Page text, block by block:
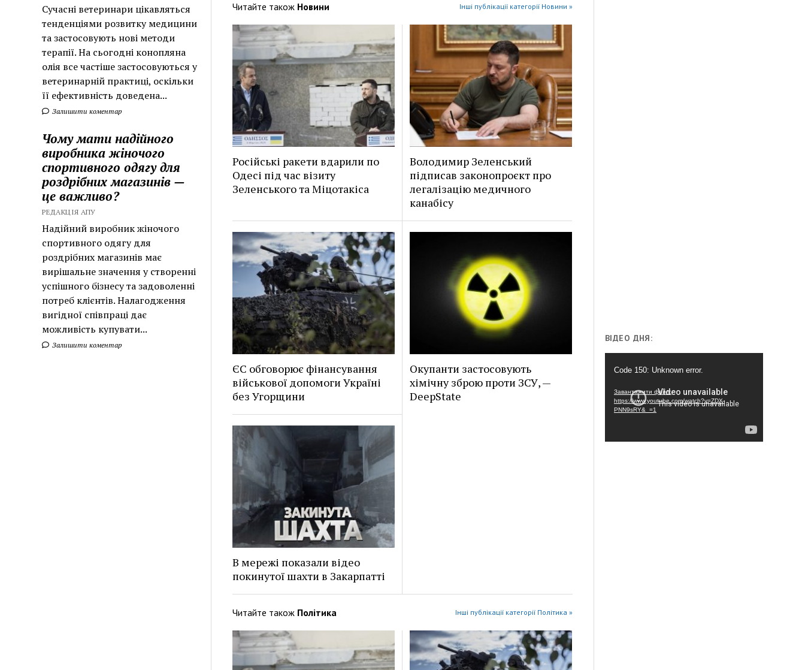
Сучасні ветеринари цікавляться
тенденціями розвитку медицини
та застосовують нові методи
терапії. На сьогодні конопляна
олія все частіше застосовуються у
ветеринарній практиці, оскільки
її ефективність доведена...
Залишити коментар
Чому мати надійного
виробника жіночого
спортивного одягу для
роздрібних магазинів —
це важливо?
РЕДАКЦІЯ АПУ
Надійний виробник жіночого
спортивного одягу для
роздрібних магазинів має
вирішальне значення у створенні
успішного бізнесу та задоволенні
потреб клієнтів. Налагодження
вигідної співпраці дає
можливість купувати...
Залишити коментар
Читайте також Новини Інші публікації категорії Новини »
Російські ракети вдарили по
Одесі під час візиту
Зеленського та Міцотакіса
Володимир Зеленський
підписав законопроєкт про
легалізацію медичного
канабісу
ЄС обговорює фінансування
військової допомоги Україні
без Угорщини
Окупанти застосовують
хімічну зброю проти ЗСУ, —
DeepState
В мережі показали відео
покинутої шахти в Закарпатті
Читайте також Політика Інші публікації категорії Політика »
ВІДЕО ДНЯ:
Code 150: Unknown error.
Завантажити файл:
https://www.youtube.com/watch?v=ZDX-
PNN9sRY&_=1